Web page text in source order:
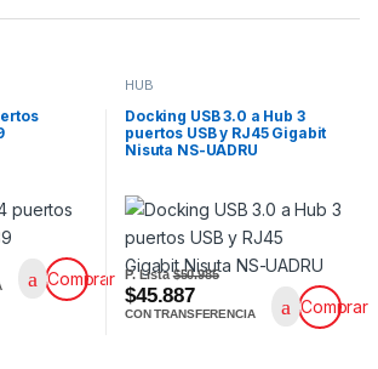
Comprar
HUB
Docking USB 3.0 a Hub 3
puertos USB y RJ45 Gigabit
Nisuta NS-UADRU
P. Lista$50.985
$45.887
CON TRANSFERENCIA Comprar